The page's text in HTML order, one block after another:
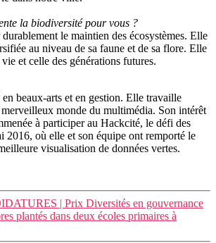
la biodiversité pour vous ?
durablement le maintien des écosystèmes. Elle
au niveau de sa faune et de sa flore. Elle
et celle des générations futures.
beaux-arts et en gestion. Elle travaille
merveilleux monde du multimédia. Son intérêt
à participer au Hackcité, le défi des
2016, où elle et son équipe ont remporté le
visualisation de données vertes.
| Prix Diversités en gouvernance
plantés dans deux écoles primaires à